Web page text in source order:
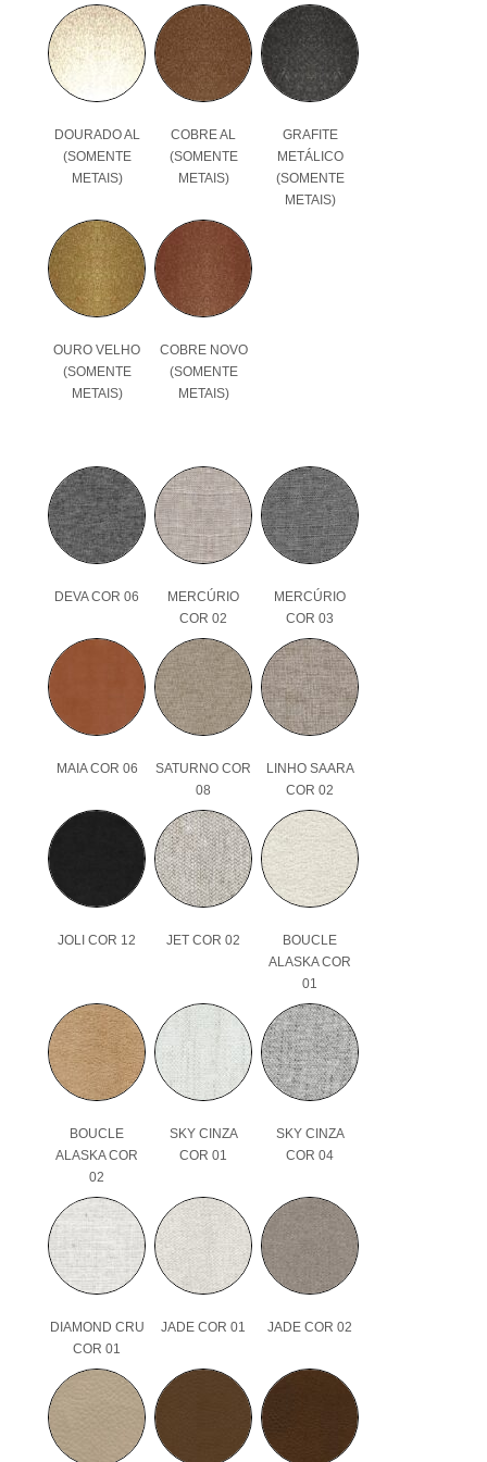
DOURADO AL
(SOMENTE
METAIS)
COBRE AL
(SOMENTE
METAIS)
GRAFITE
METÁLICO
(SOMENTE
METAIS)
OURO VELHO
(SOMENTE
METAIS)
COBRE NOVO
(SOMENTE
METAIS)
DEVA COR 06
MERCÚRIO
COR 02
MERCÚRIO
COR 03
MAIA COR 06
SATURNO COR
08
LINHO SAARA
COR 02
JOLI COR 12 JET COR 02
BOUCLE
ALASKA COR
01
BOUCLE
ALASKA COR
02
SKY CINZA
COR 01
SKY CINZA
COR 04
DIAMOND CRU
COR 01
JADE COR 01 JADE COR 02